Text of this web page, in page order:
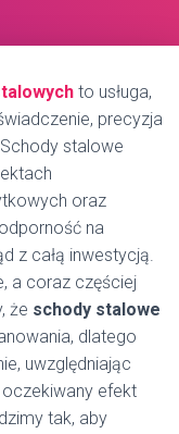
W
G
C
to usługa,
precyzja
stalowe
oraz
na
z całą inwestycją.
a coraz częściej
że schody stalowe
dlatego
uwzględniając
efekt
tak, aby